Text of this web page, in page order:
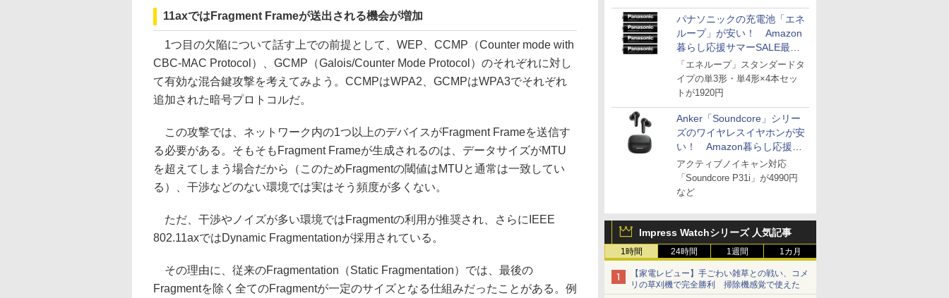
パナソニックの充電池「エネ
ループ」が安い！ Amazon
暮らし応援サマーSALE最終
日
「エネループ」スタンダードタ
イプの単3形・単4形×4本セッ
トが1920円
Anker「Soundcore」シリー
ズのワイヤレスイヤホンが安
い！ Amazon暮らし応援サ
マーSALE
アクティブノイキャン対応
「Soundcore P31i」が4990円
など
Impress Watchシリーズ 人気記事
1時間 24時間 1週間 1カ月
【家電レビュー】手ごわい雑草との戦い、コメ
リの草刈機で完全勝利 掃除機感覚で使えた
11axではFragment Frameが送出される機会が増加
1つ目の欠陥について話す上での前提として、WEP、CCMP（Counter mode with
CBC-MAC Protocol）、GCMP（Galois/Counter Mode Protocol）のそれぞれに対し
て有効な混合鍵攻撃を考えてみよう。CCMPはWPA2、GCMPはWPA3でそれぞれ
追加された暗号プロトコルだ。
この攻撃では、ネットワーク内の1つ以上のデバイスがFragment Frameを送信す
る必要がある。そもそもFragment Frameが生成されるのは、データサイズがMTU
を超えてしまう場合だから（このためFragmentの閾値はMTUと通常は一致してい
る）、干渉などのない環境では実はそう頻度が多くない。
ただ、干渉やノイズが多い環境ではFragmentの利用が推奨され、さらにIEEE
802.11axではDynamic Fragmentationが採用されている。
その理由に、従来のFragmentation（Static Fragmentation）では、最後の
Fragmentを除く全てのFragmentが一定のサイズとなる仕組みだったことがある。例